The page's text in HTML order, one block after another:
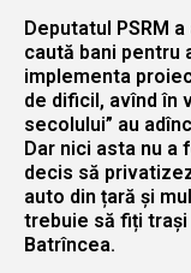
Deputatul PSRM
caută bani pentru
implementa
de dificil, avînd în
secolului” au
Dar nici asta nu a
decis să
auto din țară și
trebuie să fiți trași
Batrîncea.